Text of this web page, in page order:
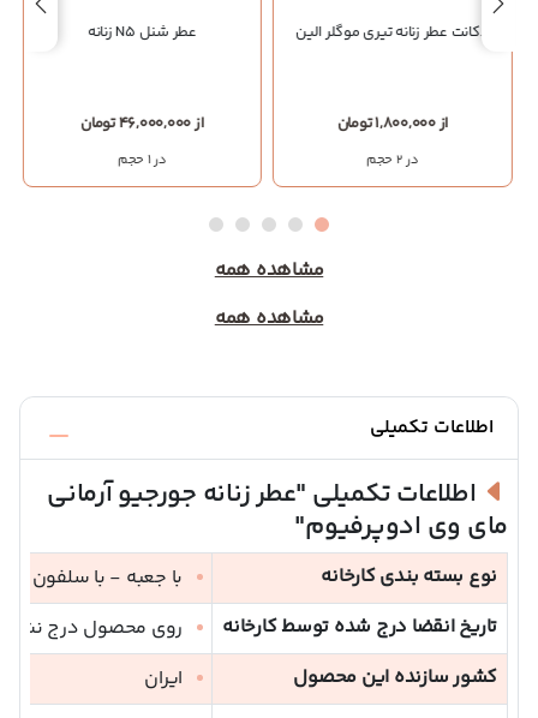
دکانت عطر زنانه تیری موگلر الین
از 1,800,000 تومان
در 2 حجم
عطر شنل N5 زنانه
از 46,000,000 تومان
در 1 حجم
مشاهده همه
مشاهده همه
اطلاعات تکمیلی
اطلاعات تکمیلی "عطر زنانه جورجیو آرمانی
مای وی ادوپرفیوم"
نوع بسته بندی کارخانه
با جعبه - با سلفون
تاریخ انقضا درج شده توسط کارخانه
روی محصول درج
کشور سازنده این محصول
ایران